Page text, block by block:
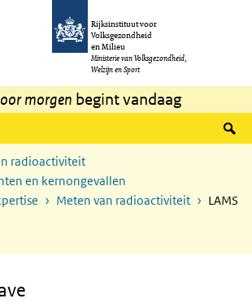
inhoud gaan
Rijksinstituut voor
Volksgezondheid
en Milieu
Ministerie van Volksgezondheid,
Welzijn en Sport
morgen begint vandaag
radioactiviteit
en kernongevallen
Meten van radioactiviteit LAMS